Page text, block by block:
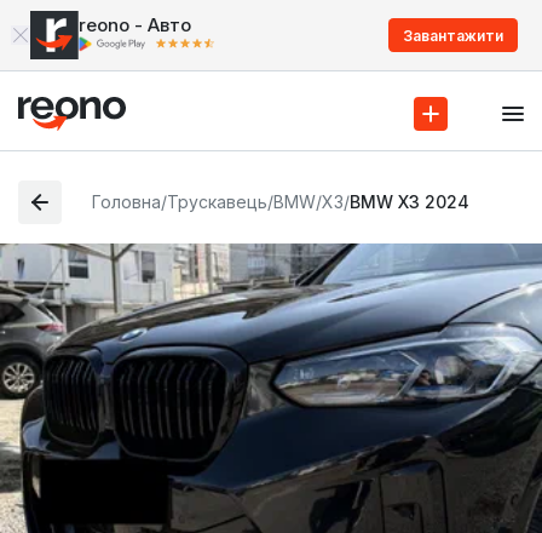
reono - Авто Завантажити
Головна/Трускавець/BMW/X3/BMW X3 2024